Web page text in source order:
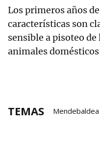
Los primeros años
características son
sensible a pisoteo de
animales
TEMAS Mendebaldea